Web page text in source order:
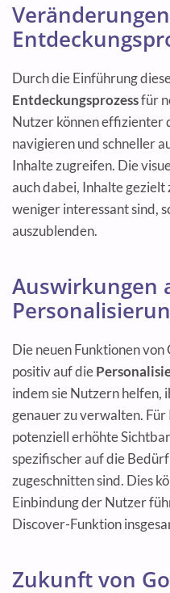
Durch die Einführung
Entdeckungsprozessfür
Nutzer können effizienter
navigieren und schneller
Inhalte zugreifen. Die
auch dabei, Inhalte gezielt
weniger interessant sind,
auszublenden.
Auswirkungen
Die neuen Funktionen
positiv auf die
indem sie Nutzern helfen,
genauer zu verwalten.
potenziell erhöhte
spezifischer auf die
zugeschnitten sind. Dies
Einbindung der Nutzer
Discover-Funktion
Zukunft von